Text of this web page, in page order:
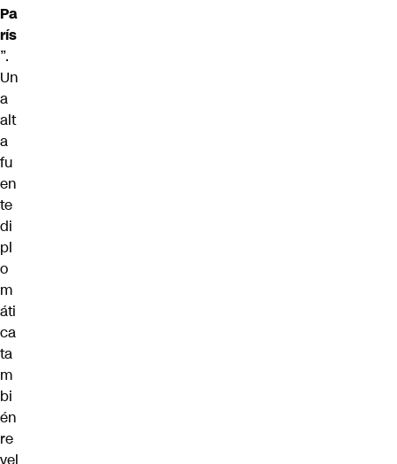
Pa
rís
”.
Un
a
alt
a
fu
en
te
di
pl
o
m
áti
ca
ta
m
bi
én
re